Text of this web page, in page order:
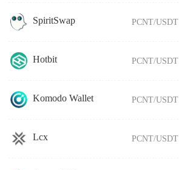
SpiritSwap PCNT/USDT
Hotbit PCNT/USDT
Komodo Wallet PCNT/USDT
Lcx PCNT/USDT